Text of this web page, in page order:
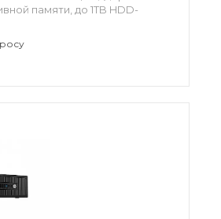
памяти, до 1TB HDD-
мониторов.